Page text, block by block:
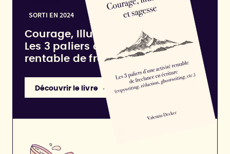
SORTI EN 2024
Courage, Illusions et Sagesse :
Les 3 paliers d'une activité
rentable de freelance en écriture
Découvrir le livre